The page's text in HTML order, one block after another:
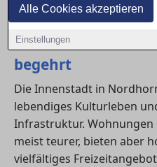
Alle Cookies akzeptieren
Einstellungen
aus – hier findest du eine
1) Innenstadt –
begehrt
Die Innenstadt in
lebendiges Kulturleben
Infrastruktur. Wohnungen
meist teurer, bieten aber
vielfältiges